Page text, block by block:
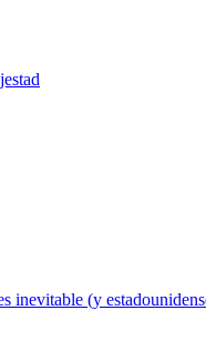
inevitable (y